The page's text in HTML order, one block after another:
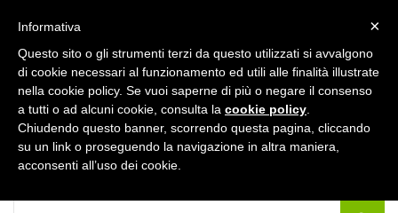
×
Informativa
Questo sito o gli strumenti terzi da questo utilizzati si avvalgono
di cookie necessari al funzionamento ed utili alle finalità illustrate
nella cookie policy. Se vuoi saperne di più o negare il consenso
a tutti o ad alcuni cookie, consulta la cookie policy
Chiudendo questo banner, scorrendo questa pagina, cliccando
su un link o proseguendo la navigazione in altra maniera,
acconsenti all’uso dei cookie.